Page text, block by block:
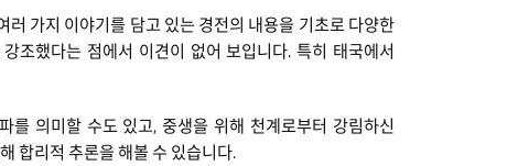
러 가지 이야기를 담고 있는 경전의 내용을 기초로 다양한
조했다는 점에서 이견이 없어 보입니다. 특히 태국에서
의미할 수도 있고, 중생을 위해 천계로부터 강림하신
합리적 추론을 해볼 수 있습니다.